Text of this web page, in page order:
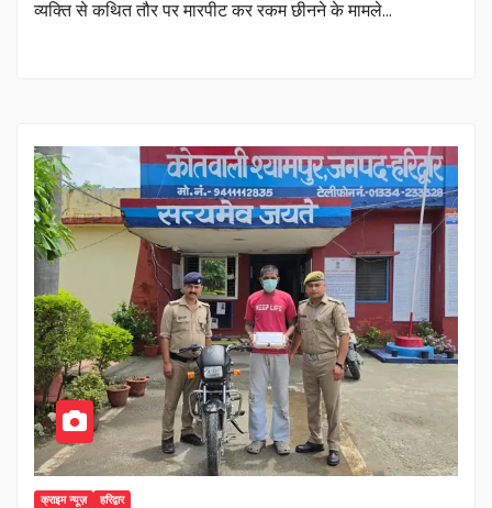
व्यक्ति से कथित तौर पर मारपीट कर रकम छीनने के मामले…
क्राइम न्यूज़ हरिद्वार